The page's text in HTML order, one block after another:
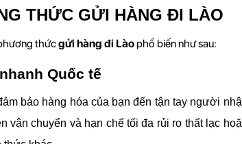
THỨC GỬI HÀNG ĐI LÀO
thức gửi hàng đi Lào phổ biến như sau:
Quốc tế
bảo hàng hóa của bạn đến tận tay người
vận chuyển và hạn chế tối đa rủi ro thất lạc